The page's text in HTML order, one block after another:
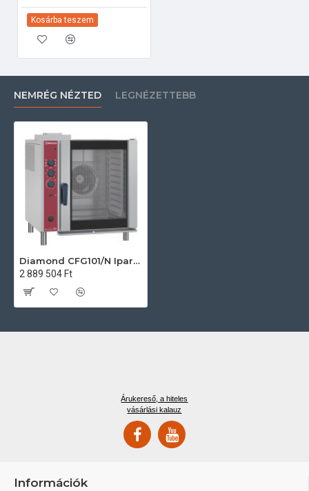
Kosárba teszem
NEMRÉG NÉZTED LEGNÉZETTEBB
Diamond CFG101/N Ipari gázos gőzpároló
2 889 504 Ft
Árukereső, a hiteles
vásárlási kalauz
Információk